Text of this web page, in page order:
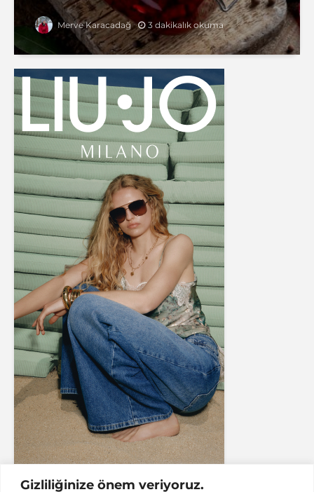
Gizliliğinize önem veriyoruz.
Merve Karacadağ 3 dakikalık okuma